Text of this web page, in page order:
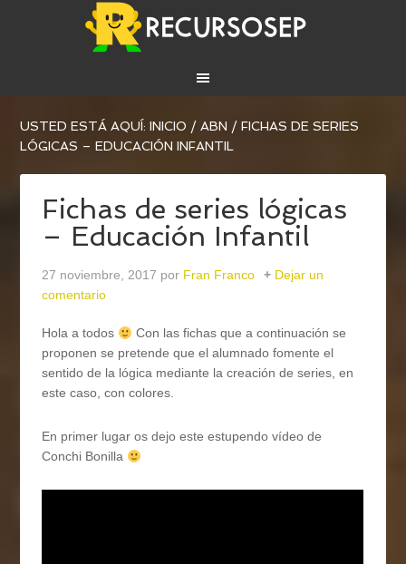
USTED ESTÁ AQUÍ:INICIO / ABN / FICHAS DE SERIES
LÓGICAS – EDUCACIÓN INFANTIL
Fichas de series lógicas
– Educación Infantil
27 noviembre, 2017 por Fran Franco
Dejar un
comentario
Hola a todos
Con las fichas que a continuación se
proponen se pretende que el alumnado fomente el
sentido de la lógica mediante la creación de series, en
este caso, con colores.
En primer lugar os dejo este estupendo vídeo de
Conchi Bonilla